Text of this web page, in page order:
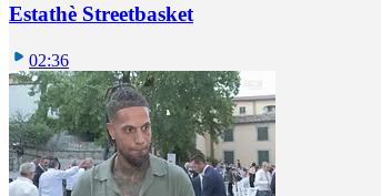
Estathè Streetbasket
02:36